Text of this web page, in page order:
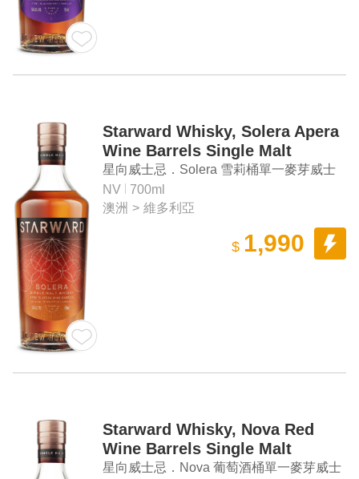
Starward Whisky, Solera Apera
Wine Barrels Single Malt
Whisky
星向威士忌．Solera 雪莉桶單一麥芽威士
忌
NV
700ml
澳洲 > 維多利亞
$ 1,990
Starward Whisky, Nova Red
Wine Barrels Single Malt
Whisky
星向威士忌．Nova 葡萄酒桶單一麥芽威士